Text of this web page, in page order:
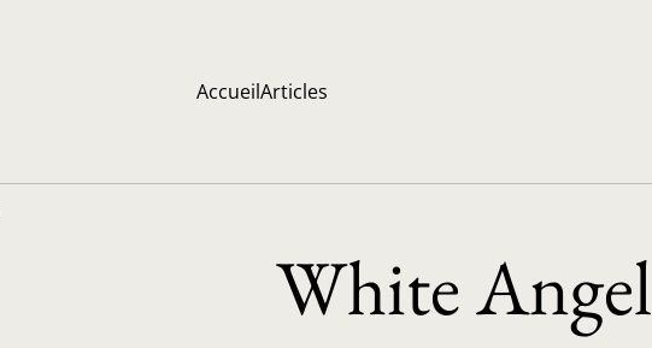
AccueilArticles
White Angel